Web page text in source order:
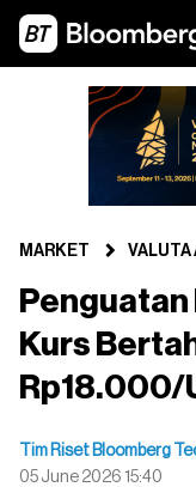
MARKET VALUTA
Penguatan
Kurs
Rp18.000/
Tim Riset Bloomberg
05 June 2026 15:40